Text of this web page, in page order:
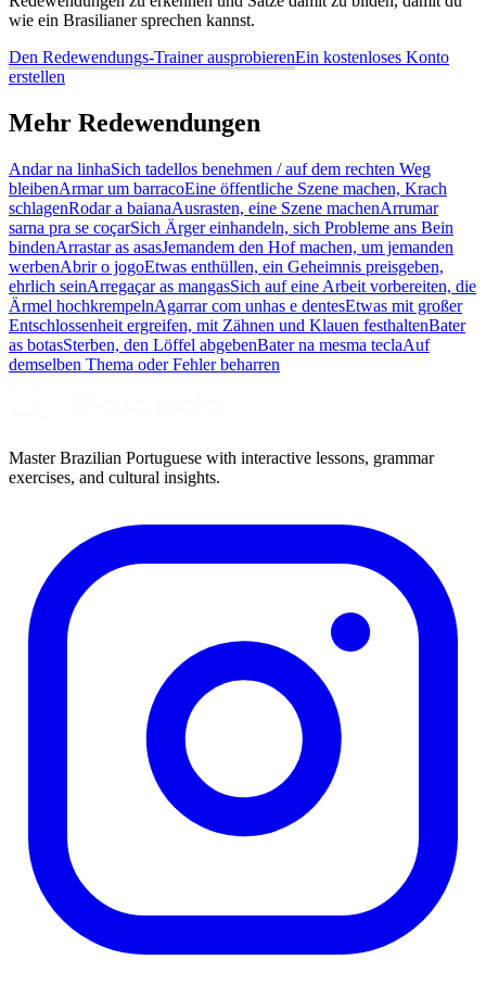
wie ein Brasilianer sprechen kannst.
Den Redewendungs-Trainer ausprobierenEin kostenloses Konto
erstellen
Mehr Redewendungen
Andar na linhaSich tadellos benehmen / auf dem rechten Weg
bleibenArmar um barracoEine öffentliche Szene machen, Krach
schlagenRodar a baianaAusrasten, eine Szene machenArrumar
sarna pra se coçarSich Ärger einhandeln, sich Probleme ans Bein
bindenArrastar as asasJemandem den Hof machen, um jemanden
werbenAbrir o jogoEtwas enthüllen, ein Geheimnis preisgeben,
ehrlich seinArregaçar as mangasSich auf eine Arbeit vorbereiten, die
Ärmel hochkrempelnAgarrar com unhas e dentesEtwas mit großer
Entschlossenheit ergreifen, mit Zähnen und Klauen festhaltenBater
as botasSterben, den Löffel abgebenBater na mesma teclaAuf
demselben Thema oder Fehler beharren
Master Brazilian Portuguese with interactive lessons, grammar
exercises, and cultural insights.